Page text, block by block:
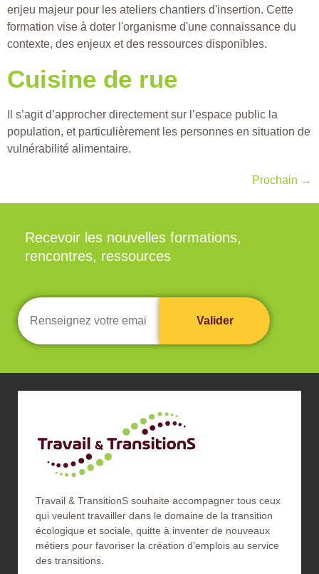
enjeu majeur pour les ateliers chantiers d'insertion. Cette
formation vise à doter l'organisme d'une connaissance du
contexte, des enjeux et des ressources disponibles.
Cuisine de rue
Il s’agit d’approcher directement sur l’espace public la
population, et particulièrement les personnes en situation de
vulnérabilité alimentaire.
Prochain →
Recevoir les nouvelles formations,
rencontres, ressources
Travail & TransitionS souhaite accompagner tous ceux
qui veulent travailler dans le domaine de la transition
écologique et sociale, quitte à inventer de nouveaux
métiers pour favoriser la création d’emplois au service
des transitions.